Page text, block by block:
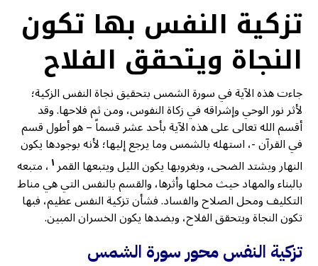
تزكية النفس بها تكون
النجاة ويتحقق الفلاح
جاءت هذه الآية في سورة الشمس بتحقيق نجاة النفس الزكية؛
لأثر نور الوحي وإشراقه في زكاة النفوس، ومن ثم فلاحها. وقد
أقسم الله تعالى على هذه الآية بأحد عشر قسماً – هو أطول قسم
في القرآن -، استهله بالشمس وما يرجع إليها؛ لأنه بوجودها يكون
النهار ويشتد الضحى، وبغروبها يكون الليل ويتبعها القمر١ ، متبعه
بالبناء والمهاد حيث محلها وأثرها، والقسم بالنفس التي هي مناط
التكليف ومحل الصلاح والفساد. فشأن تزكية النفس عظيم، فبها
تكون النجاة ويتحقق الفلاح، وبضدها يكون الخسران المبين.
تزكية النفس محور سورة الشمس